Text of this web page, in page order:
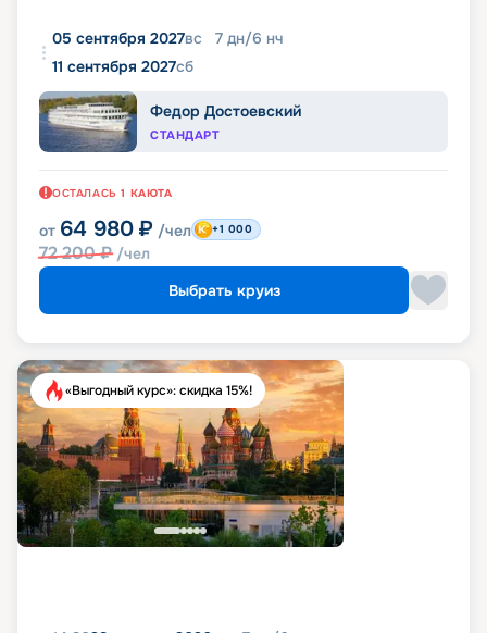
05 сентября 2027вс 7 дн/6 нч
11 сентября 2027сб
Федор Достоевский
СТАНДАРТ
ОСТАЛАСЬ 1 КАЮТА
от 64 980 ₽ /чел
72 200₽ /чел
+1 000
Выбрать круиз
«Выгодный курс»: скидка 15%!